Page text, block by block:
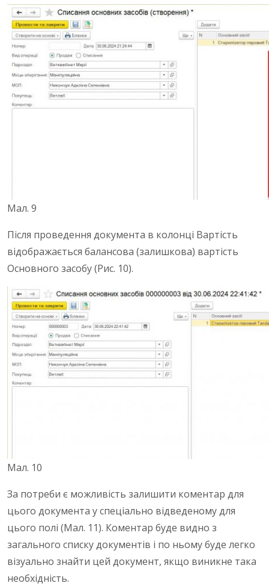
Мал. 9
Після проведення документа в колонці Вартість
відображається балансова (залишкова) вартість
Основного засобу (Рис. 10).
Мал. 10
За потреби є можливість залишити коментар для
цього документа у спеціально відведеному для
цього полі (Мал. 11). Коментар буде видно з
загального списку документів і по ньому буде легко
візуально знайти цей документ, якщо виникне така
необхідність.